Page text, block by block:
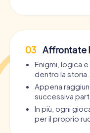
03 Affrontate
Enigmi, logica
dentro la storia.
Appena
successiva
In più, ogni
per il proprio